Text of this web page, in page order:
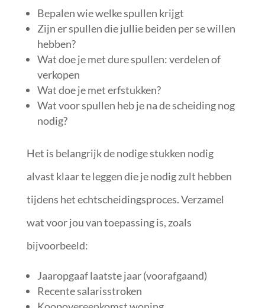
Bepalen wie welke spullen krijgt
Zijn er spullen die jullie beiden per se willen
hebben?
Wat doe je met dure spullen: verdelen of
verkopen
Wat doe je met erfstukken?
Wat voor spullen heb je na de scheiding nog
nodig?
Het is belangrijk de nodige stukken nodig
alvast klaar te leggen die je nodig zult hebben
tijdens het echtscheidingsproces. Verzamel
wat voor jou van toepassing is, zoals
bijvoorbeeld:
Jaaropgaaf laatste jaar (voorafgaand)
Recente salarisstroken